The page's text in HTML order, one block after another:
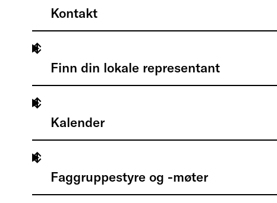
Kontakt
Finn din lokale representant
Kalender
Faggruppestyre og -møter